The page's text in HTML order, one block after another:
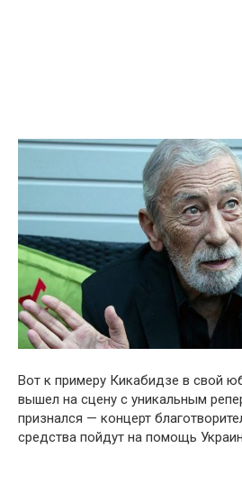
Вот к примеру Кикабидзе в свой
вышел на сцену с уникальным
признался — концерт
средства пойдут на помощь